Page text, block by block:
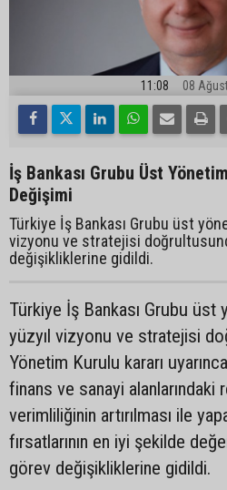
11:08 08
İş Bankası Grubu Üst
Değişimi
Türkiye İş Bankası Grubu üst
vizyonu ve stratejisi
değişikliklerine gidildi.
Türkiye İş Bankası Grubu üst
yüzyıl vizyonu ve stratejisi
Yönetim Kurulu kararı
finans ve sanayi alanlarındaki
verimliliğinin artırılması ile
fırsatlarının en iyi şekilde
görev değişikliklerine gidildi.